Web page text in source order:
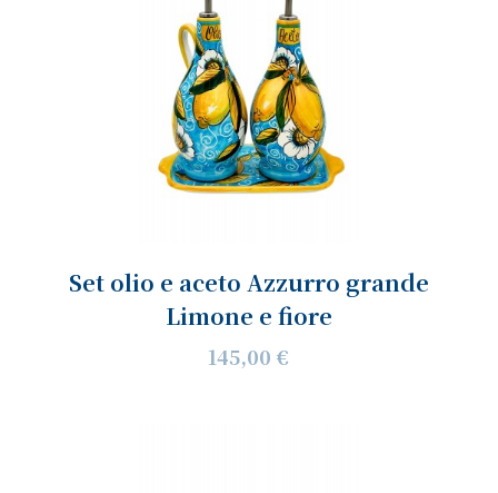
Set olio e aceto Azzurro grande
Limone e fiore
145,00 €